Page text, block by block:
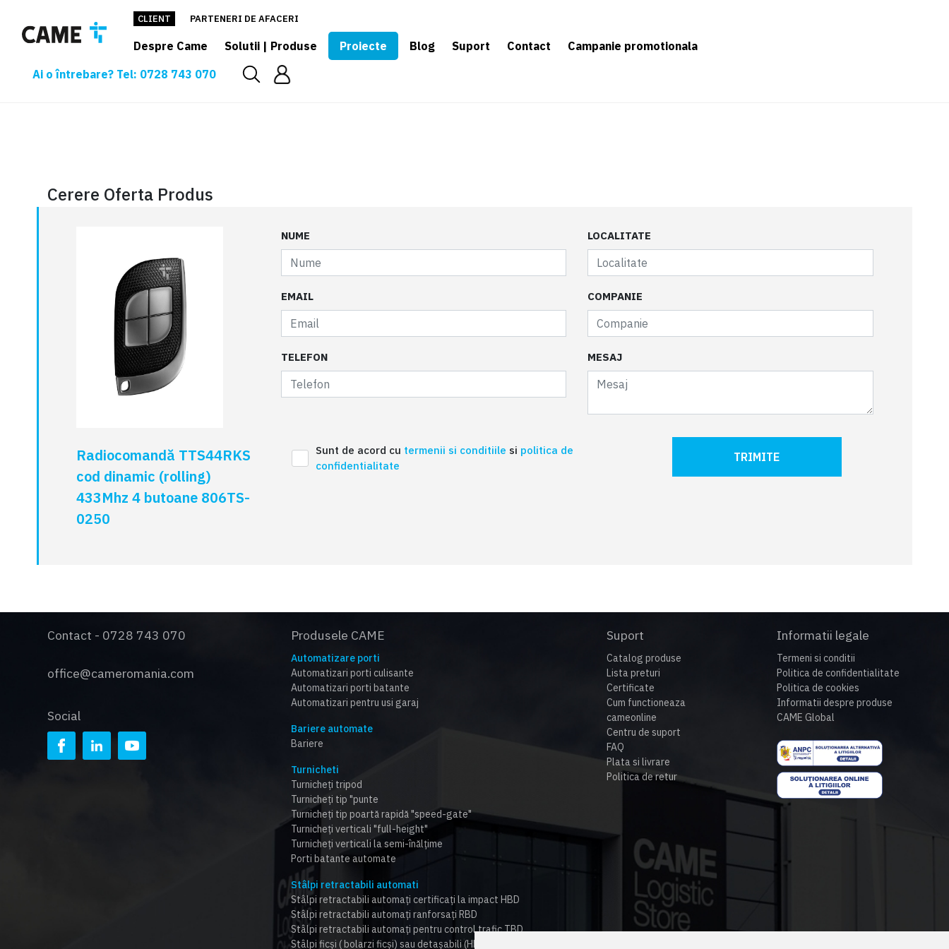
CLIENT PARTENERI DE AFACERI
Despre Came Solutii | Produse Proiecte Blog Suport Contact
Campanie promotionala
Ai o întrebare? Tel: 0728 743 070
Cerere Oferta Produs
Radiocomandă TTS44RKS
cod dinamic (rolling)
433Mhz 4 butoane 806TS-
0250
NUME
EMAIL
TELEFON
LOCALITATE
COMPANIE
MESAJ
Sunt de acord cu termenii si conditiile si politica de
confidentialitate
TRIMITE
Contact - 0728 743 070
office@cameromania.com
Social
Produsele CAME
Automatizare porti
Automatizari porti culisante
Automatizari porti batante
Automatizari pentru usi garaj
Bariere automate
Bariere
Turnicheti
Turnicheți tripod
Turnicheți tip "punte
Turnicheți tip poartă rapidă "speed-gate"
Turnicheți verticali "full-height"
Turnicheți verticali la semi-înălțime
Porti batante automate
Stâlpi retractabili automati
Stâlpi retractabili automați certificați la impact HBD
Stâlpi retractabili automați ranforsați RBD
Stâlpi retractabili automați pentru control trafic TBD
Stâlpi ficși ( bolarzi ficși) sau detașabili (HBD,RBD,TBD)
Suport
Catalog produse
Lista preturi
Certificate
Cum functioneaza
cameonline
Centru de suport
FAQ
Plata si livrare
Politica de retur
Informatii legale
Termeni si conditii
Politica de confidentialitate
Politica de cookies
Informatii despre produse
CAME Global